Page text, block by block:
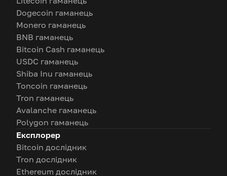
Dogecoin гаманець
Monero гаманець
BNB гаманець
Bitcoin Cash гаманець
USDC гаманець
Shiba Inu гаманець
Toncoin гаманець
Tron гаманець
Avalanche гаманець
Polygon гаманець
Експлорер
Bitcoin дослідник
Tron дослідник
Ethereum дослідник